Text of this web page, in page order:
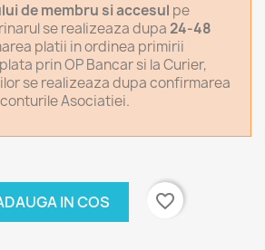
de membru si accesul pe
se realizeaza dupa 24-48
platii in ordinea primirii
prin OP Bancar si la Curier,
se realizeaza dupa confirmarea
Asociatiei.
IN COS
favorite_border